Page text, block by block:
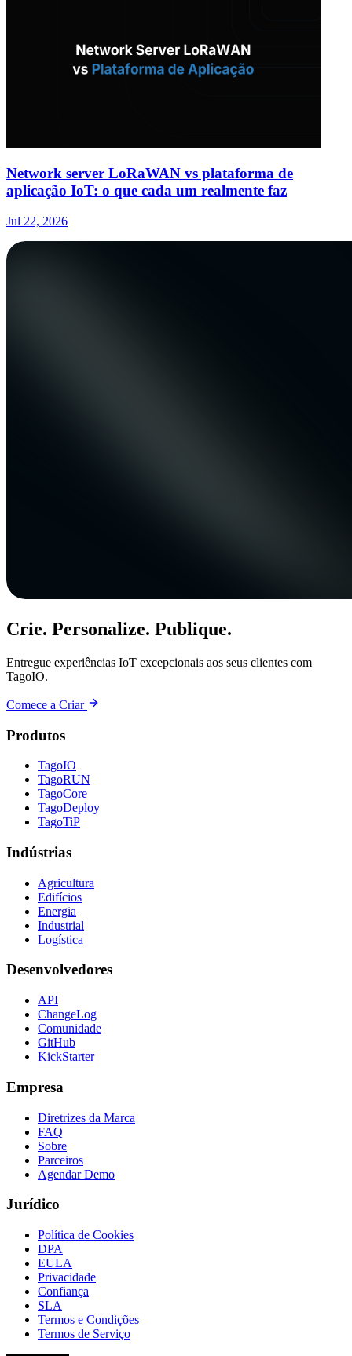
Network server LoRaWAN vs plataforma de
aplicação IoT: o que cada um realmente faz
Jul 22, 2026
Crie. Personalize. Publique.
Entregue experiências IoT excepcionais aos seus clientes com
TagoIO.
Comece a Criar
Produtos
TagoIO
TagoRUN
TagoCore
TagoDeploy
TagoTiP
Indústrias
Agricultura
Edifícios
Energia
Industrial
Logística
Desenvolvedores
API
ChangeLog
Comunidade
GitHub
KickStarter
Empresa
Diretrizes da Marca
FAQ
Sobre
Parceiros
Agendar Demo
Jurídico
Política de Cookies
DPA
EULA
Privacidade
Confiança
SLA
Termos e Condições
Termos de Serviço